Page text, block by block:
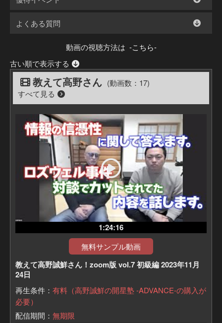
よくある質問
動画の視聴方法は -こちら-
古い順で表示する
教えて高野さん (動画数：17)
すべて見る
1:24:16
無料サンプル動画
教えて高野誠鮮さん！zoom版 vol.7 初級編 2023年11月
24日
再生条件： 有料（高野誠鮮の開星塾 -ADVANCE-の購入が
必要）
配信期間： 無期限